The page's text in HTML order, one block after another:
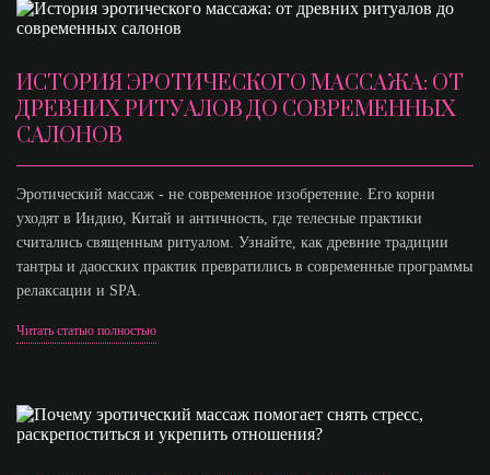
ИСТОРИЯ ЭРОТИЧЕСКОГО МАССАЖА: ОТ
ДРЕВНИХ РИТУАЛОВ ДО СОВРЕМЕННЫХ
САЛОНОВ
Эротический массаж - не современное изобретение. Его корни
уходят в Индию, Китай и античность, где телесные практики
считались священным ритуалом. Узнайте, как древние традиции
тантры и даосских практик превратились в современные программы
релаксации и SPA.
Читать статью полностью